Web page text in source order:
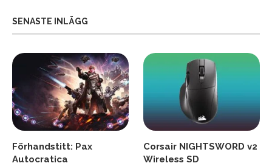
SENASTE INLÄGG
Förhandstitt: Pax
Autocratica
Corsair NIGHTSWORD v2
Wireless SD